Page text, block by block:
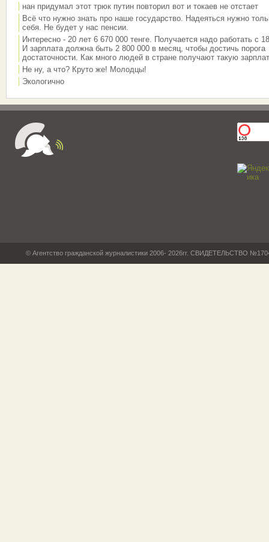
нан придумал этот трюк путин повторил вот и токаев не отстает
Всё что нужно знать про наше государство. Надеяться нужно
себя. Не будет у нас пенсии.
Интересно - 20 лет 6 670 000 тенге. Получается надо работать с
И зарплата должна быть 2 800 000 в месяц, чтобы достичь порога
достаточности. Как много людей в стране получают такую
Не ну, а что? Круто же! Молодцы!
Экологично
© Агентство гражданской журналистики 2006- 2026гг. СВИДЕТЕЛЬСТВО